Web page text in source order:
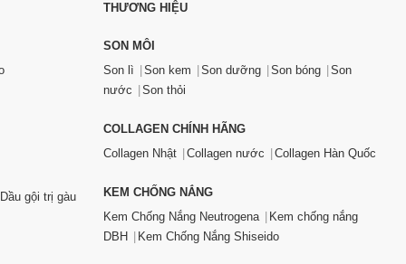
Dầu gội trị gàu
THƯƠNG HIỆU
SON MÔI
Son lì
Son kem Son dưỡng Son bóng
Son
nước
Son thỏi
COLLAGEN CHÍNH HÃNG
Collagen Nhật
Collagen nước Collagen Hàn Quốc
KEM CHỐNG NẮNG
Kem Chống Nắng Neutrogena
Kem chống nắng
DBH
Kem Chống Nắng Shiseido